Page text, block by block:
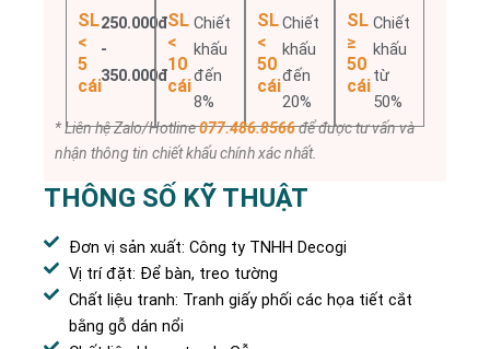
SL
<
5
cái
250.000đ
-
350.000đ
SL
<
10
cái
Chiết
khấu
đến
8%
SL
<
50
cái
Chiết
khấu
đến
20%
SL
≥
50
cái
Chiết
khấu
từ
50%
* Liên hệ Zalo/Hotline077.486.8566để được tư vấn và
nhận thông tin chiết khấu chính xác nhất.
THÔNG SỐ KỸ THUẬT
Đơn vị sản xuất: Công ty TNHH Decogi
Vị trí đặt: Để bàn, treo tường
Chất liệu tranh: Tranh giấy phối các họa tiết cắt
bằng gỗ dán nổi